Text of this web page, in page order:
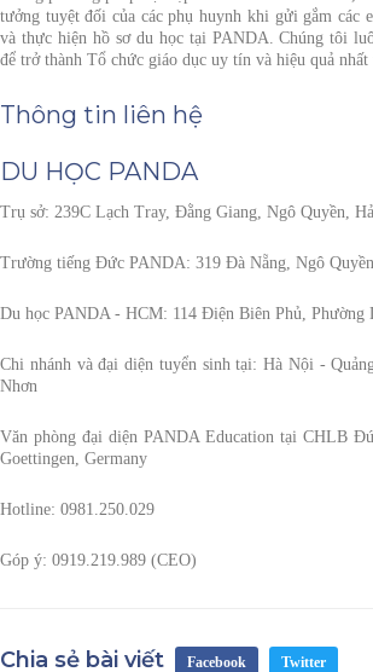
tưởng tuyệt đối của các phụ huynh khi gửi gắm các
và thực hiện hồ sơ du học tại PANDA. Chúng tôi
để trở thành Tổ chức giáo dục uy tín và hiệu quả nhất
Thông tin liên hệ
DU HỌC PANDA
Trụ sở: 239C Lạch Tray, Đằng Giang, Ngô Quyền,
Trường tiếng Đức PANDA: 319 Đà Nẵng, Ngô
Du học PANDA - HCM: 114 Điện Biên Phủ, Phường
Chi nhánh và đại diện tuyển sinh tại: Hà Nội -
Nhơn
Văn phòng đại diện PANDA Education tại CHLB
Goettingen, Germany
Hotline: 0981.250.029
Góp ý: 0919.219.989 (CEO)
Chia sẻ bài viết Facebook Twitter